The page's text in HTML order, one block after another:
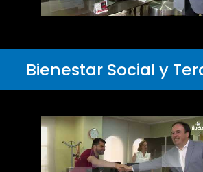
Bienestar Social y